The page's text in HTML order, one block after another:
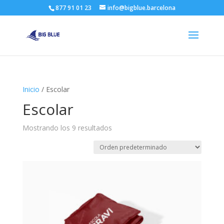
877 91 01 23 info@bigblue.barcelona
Inicio / Escolar
Escolar
Mostrando los 9 resultados